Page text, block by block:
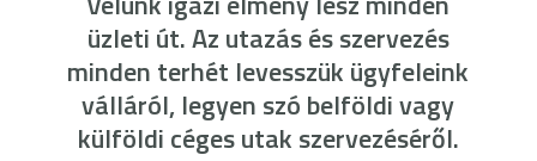
üzleti út. Az utazás és szervezés
minden terhét levesszük ügyfeleink
válláról, legyen szó belföldi vagy
külföldi céges utak szervezéséről.